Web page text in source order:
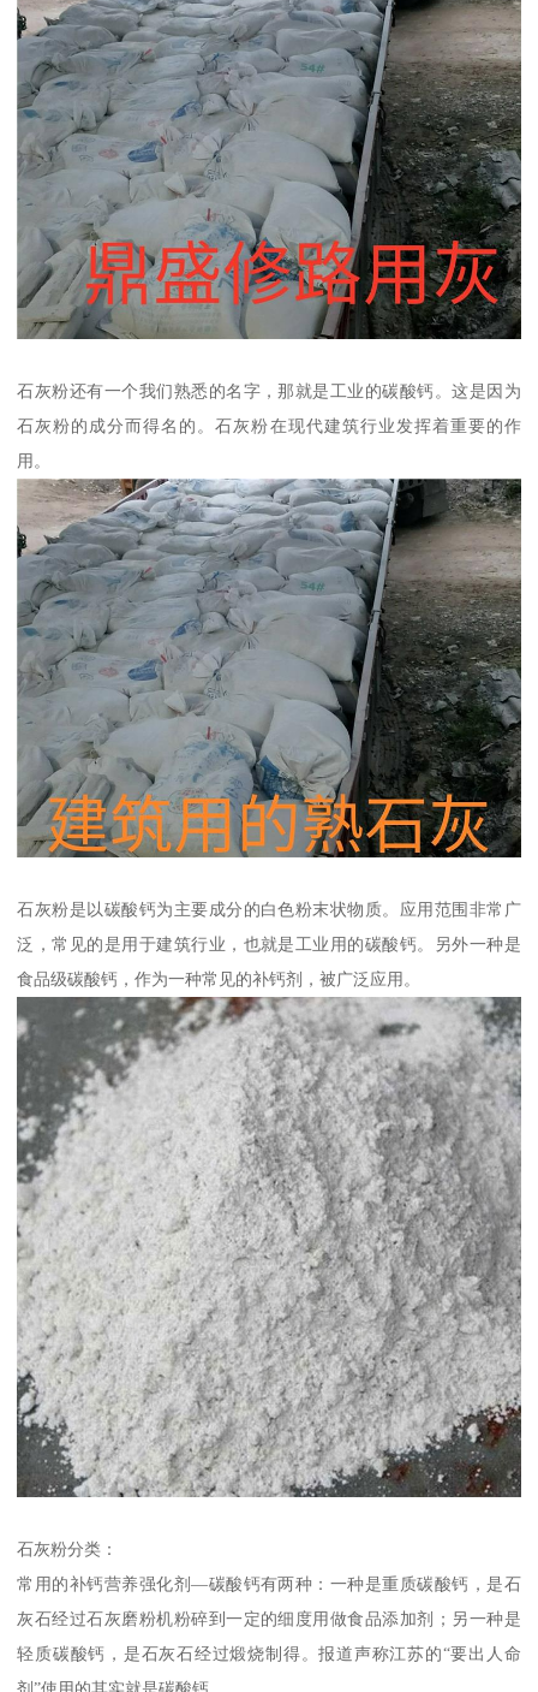
石灰粉还有一个我们熟悉的名字，那就是工业的碳酸钙。这是因为
石灰粉的成分而得名的。石灰粉在现代建筑行业发挥着重要的作
用。
石灰粉是以碳酸钙为主要成分的白色粉末状物质。应用范围非常广
泛，常见的是用于建筑行业，也就是工业用的碳酸钙。另外一种是
食品级碳酸钙，作为一种常见的补钙剂，被广泛应用。
石灰粉分类：
常用的补钙营养强化剂—碳酸钙有两种：一种是重质碳酸钙，是石
灰石经过石灰磨粉机粉碎到一定的细度用做食品添加剂；另一种是
轻质碳酸钙，是石灰石经过煅烧制得。报道声称江苏的“要出人命